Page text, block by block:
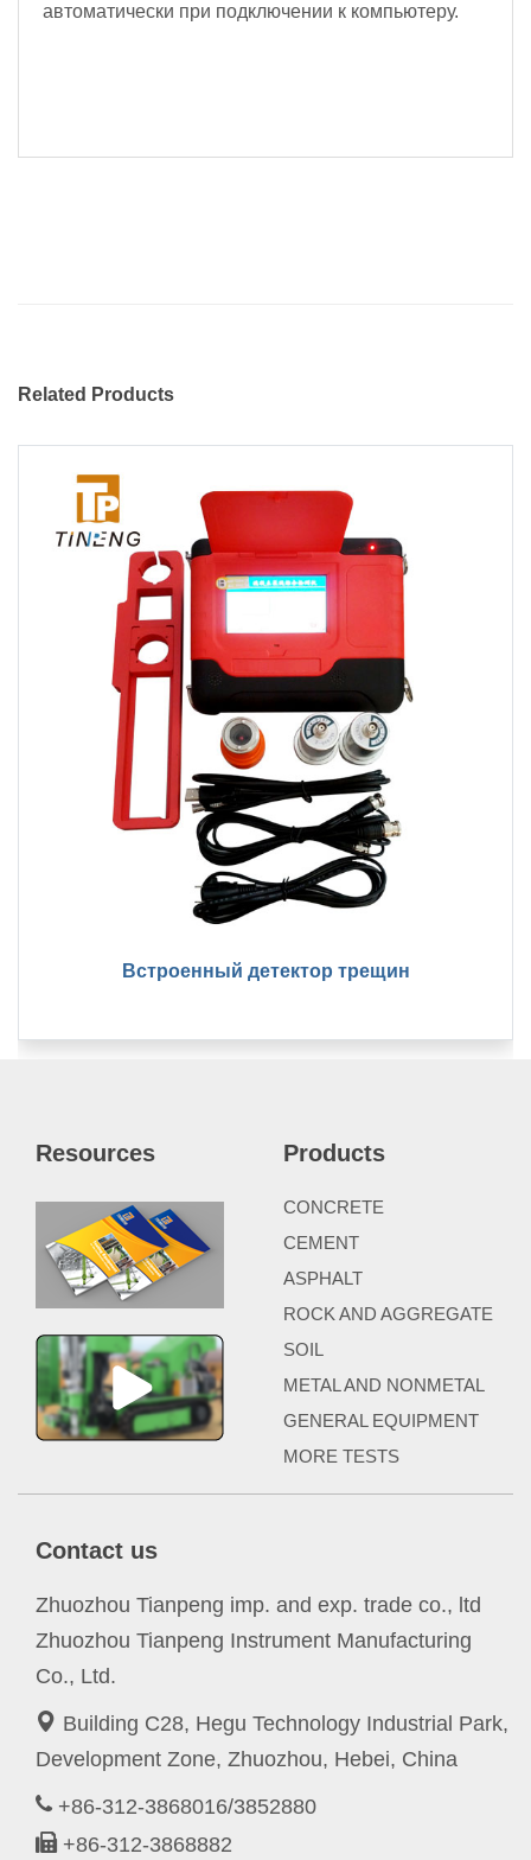
автоматически при подключении к компьютеру.
Related Products
Встроенный детектор трещин
Resources Products
CONCRETE
CEMENT
ASPHALT
ROCK AND AGGREGATE
SOIL
METAL AND NONMETAL
GENERAL EQUIPMENT
MORE TESTS
Contact us
Zhuozhou Tianpeng imp. and exp. trade co., ltd
Zhuozhou Tianpeng Instrument Manufacturing
Co., Ltd.
Building C28, Hegu Technology Industrial Park,
Development Zone, Zhuozhou, Hebei, China
+86-312-3868016/3852880
+86-312-3868882